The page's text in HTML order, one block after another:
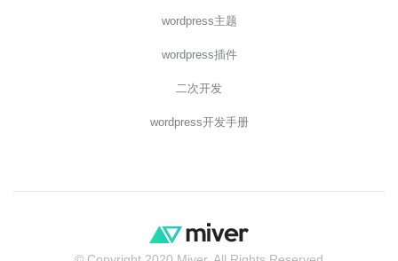
wordpress主题
wordpress插件
二次开发
wordpress开发手册